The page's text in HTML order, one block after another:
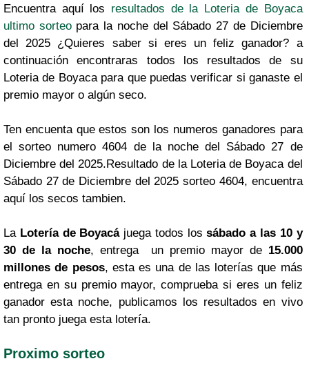
Encuentra aquí los resultados de la Loteria de Boyaca
ultimo sorteopara la noche del Sábado 27 de Diciembre
del 2025 ¿Quieres saber si eres un feliz ganador? a
continuación encontraras todos los resultados de su
Loteria de Boyaca para que puedas verificar si ganaste el
premio mayor o algún seco.
Ten encuenta que estos son los numeros ganadores para
el sorteo numero 4604 de la noche del Sábado 27 de
Diciembre del 2025.Resultado de la Loteria de Boyaca del
Sábado 27 de Diciembre del 2025 sorteo 4604, encuentra
aquí los secos tambien.
La Lotería de Boyacá juega todos lossábado a las 10 y
30 de la noche, entrega un premio mayor de 15.000
millones de pesos, esta es una de las loterías que más
entrega en su premio mayor, comprueba si eres un feliz
ganador esta noche, publicamos los resultados en vivo
tan pronto juega esta lotería.
Proximo sorteo